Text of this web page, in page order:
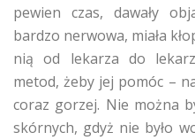
pewien czas, dawały
bardzo nerwowa, miała
nią od lekarza do
metod, żeby jej pomóc –
coraz gorzej. Nie można
skórnych, gdyż nie było